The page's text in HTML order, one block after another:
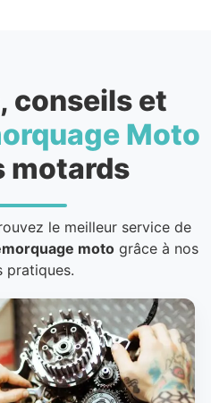
conseils et
Moto
motards
le meilleur service de
motogrâce à nos
pratiques.